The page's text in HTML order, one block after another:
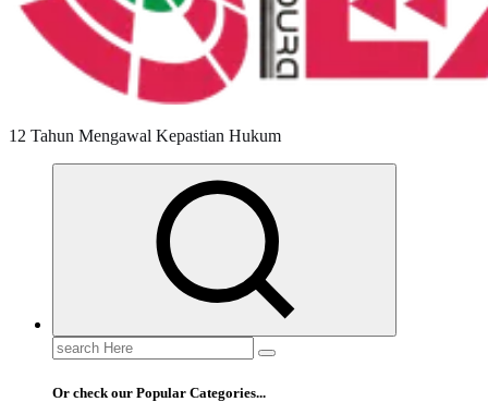
12 Tahun Mengawal Kepastian Hukum
Search
for:
Or check our Popular Categories...